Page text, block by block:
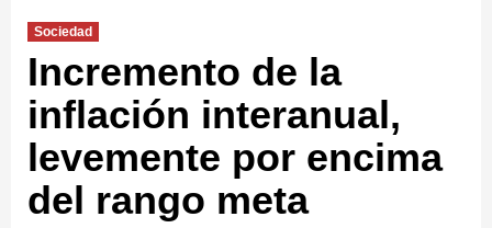
Sociedad
Incremento de la
inflación interanual,
levemente por encima
del rango meta